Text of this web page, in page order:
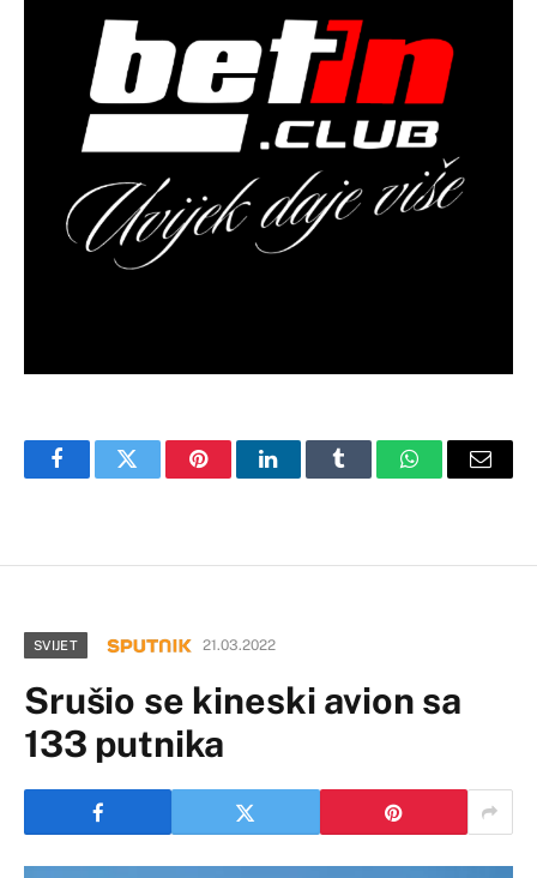
FacebookTwitter PinterestLinkedInTumblr WhatsAppEmail
SVIJET 21.03.2022
Srušio se kineski avion sa
133 putnika